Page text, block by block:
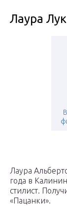
Лаура
Лаура
года в
стилист.
«Пацанки».